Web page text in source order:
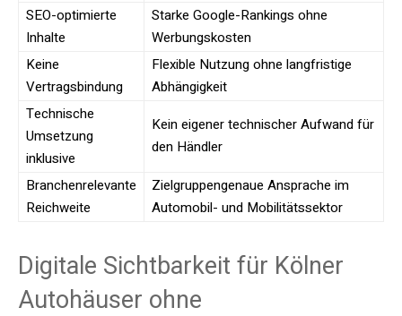
SEO-optimierte
Inhalte
Starke Google-Rankings ohne
Werbungskosten
Keine
Vertragsbindung
Flexible Nutzung ohne langfristige
Abhängigkeit
Technische
Umsetzung
inklusive
Kein eigener technischer Aufwand für
den Händler
Branchenrelevante
Reichweite
Zielgruppengenaue Ansprache im
Automobil- und Mobilitätssektor
Digitale Sichtbarkeit für Kölner
Autohäuser ohne